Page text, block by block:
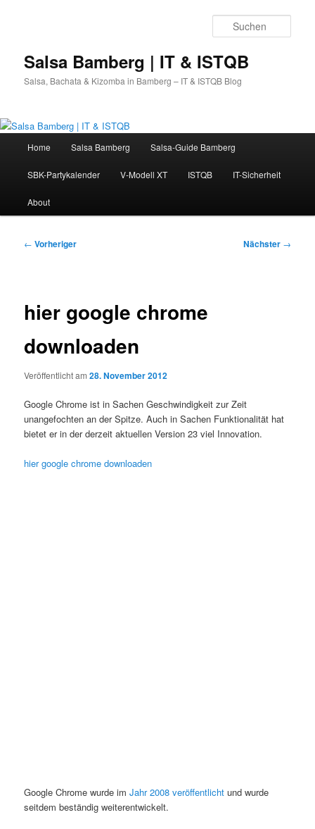
Salsa Bamberg | IT & ISTQB
Salsa, Bachata & Kizomba in Bamberg – IT & ISTQB Blog
Home Salsa Bamberg Salsa-Guide Bamberg
SBK-Partykalender V-Modell XT ISTQB IT-Sicherheit
About
Beitragsnavigation
← Vorheriger Nächster →
hier google chrome
downloaden
Veröffentlicht am28. November 2012
Google Chrome ist in Sachen Geschwindigkeit zur Zeit
unangefochten an der Spitze. Auch in Sachen Funktionalität hat
bietet er in der derzeit aktuellen Version 23 viel Innovation.
hier google chrome downloaden
Google Chrome wurde imJahr 2008 veröffentlicht und wurde
seitdem beständig weiterentwickelt.